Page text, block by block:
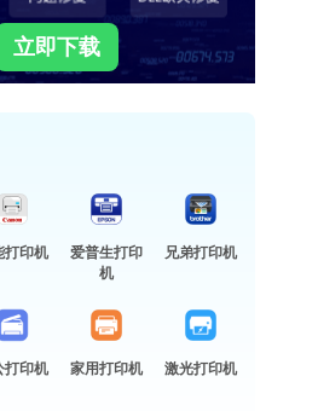
立即下载
打印机
爱普生打印
机
兄弟打印机
打印机 家用打印机 激光打印机